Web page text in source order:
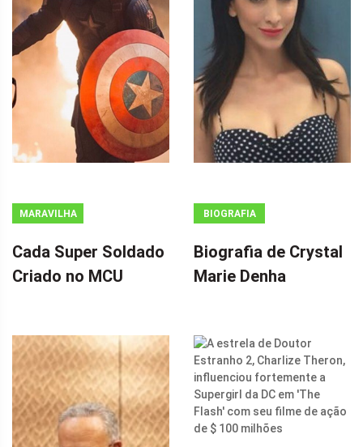
MARAVILHA
Cada Super Soldado
Criado no MCU
BIOGRAFIA
Biografia de Crystal
Marie Denha